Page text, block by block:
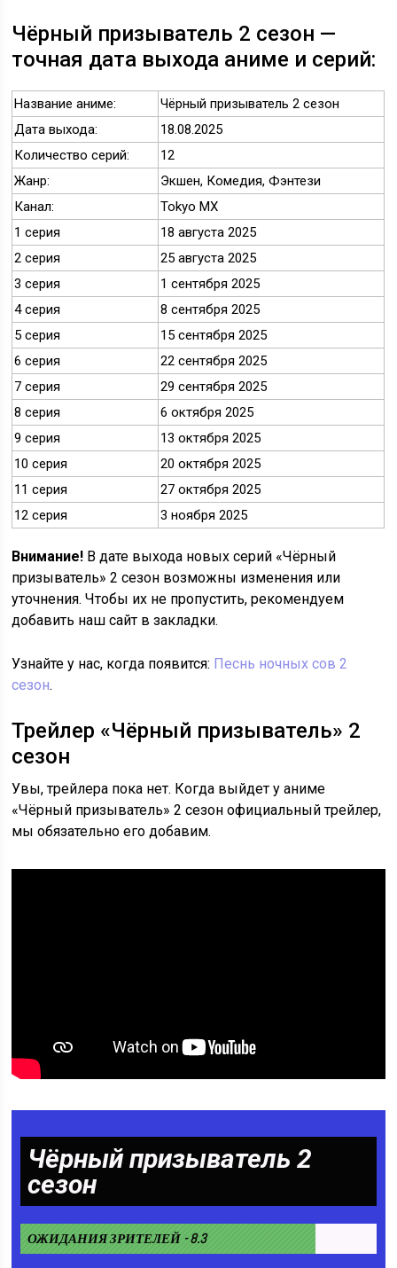
Чёрный призыватель 2 сезон —
точная дата выхода аниме и серий:
Название аниме:
Чёрный призыватель 2 сезон
Дата выхода:
18.08.2025
Количество серий:
12
Жанр:
Экшен, Комедия, Фэнтези
Канал:
Tokyo MX
1 серия
18 августа 2025
2 серия
25 августа 2025
3 серия
1 сентября 2025
4 серия
8 сентября 2025
5 серия
15 сентября 2025
6 серия
22 сентября 2025
7 серия
29 сентября 2025
8 серия
6 октября 2025
9 серия
13 октября 2025
10 серия
20 октября 2025
11 серия
27 октября 2025
12 серия
3 ноября 2025
Внимание! В дате выхода новых серий «Чёрный
призыватель» 2 сезон возможны изменения или
уточнения. Чтобы их не пропустить, рекомендуем
добавить наш сайт в закладки.
Узнайте у нас, когда появится: Песнь ночных сов 2
сезон.
Трейлер «Чёрный призыватель» 2
сезон
Увы, трейлера пока нет. Когда выйдет у аниме
«Чёрный призыватель» 2 сезон официальный трейлер,
мы обязательно его добавим.
Чёрный призыватель 2
сезон
ОЖИДАНИЯ ЗРИТЕЛЕЙ - 8.3